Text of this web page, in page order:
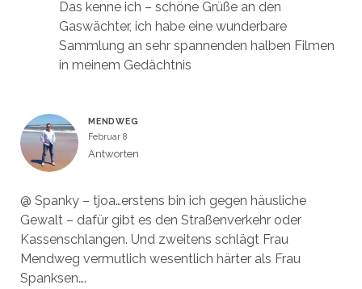
Das kenne ich – schöne Grüße an den
Gaswächter, ich habe eine wunderbare
Sammlung an sehr spannenden halben Filmen
in meinem Gedächtnis
MENDWEG
Februar 8
Antworten
@ Spanky – tjoa…erstens bin ich gegen häusliche
Gewalt – dafür gibt es den Straßenverkehr oder
Kassenschlangen. Und zweitens schlägt Frau
Mendweg vermutlich wesentlich härter als Frau
Spanksen….